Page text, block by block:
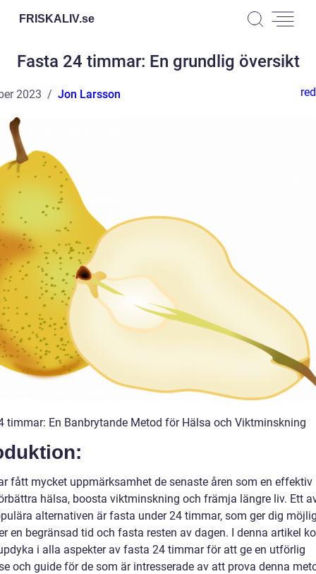
FRISKALIV.se
Fasta 24 timmar: En grundlig översikt
2023 Jon Larsson
timmar: En Banbrytande Metod för Hälsa och Viktminskning
fått mycket uppmärksamhet de senaste åren som en effektiv
hälsa, boosta viktminskning och främja längre liv. Ett
alternativen är fasta under 24 timmar, som ger dig
en begränsad tid och fasta resten av dagen. I denna artikel
i alla aspekter av fasta 24 timmar för att ge en utförlig
och guide för de som är intresserade av att prova denna